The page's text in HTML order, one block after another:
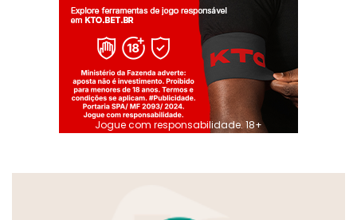
Jogue com responsabilidade. 18+